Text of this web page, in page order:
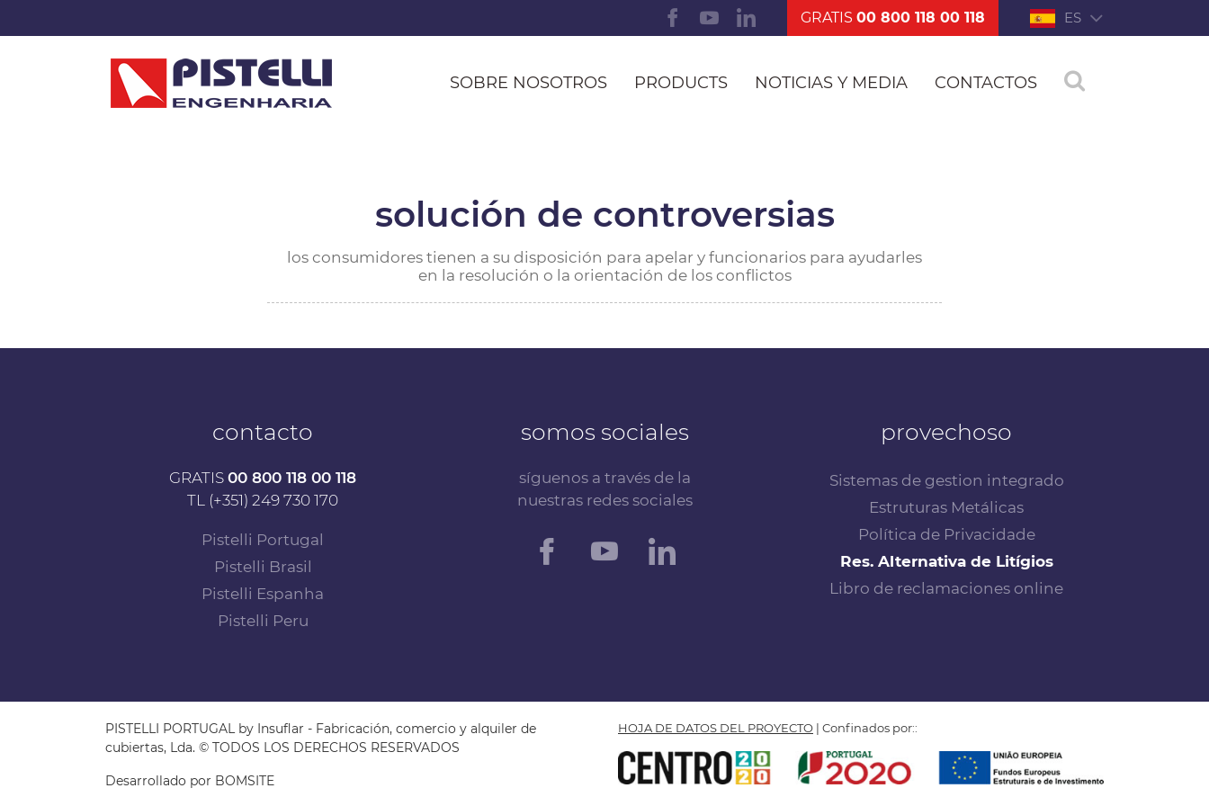
GRATIS00 800 118 00 118 ES
SOBRE NOSOTROS PRODUCTS NOTICIAS Y MEDIA CONTACTOS
solución de controversias
los consumidores tienen a su disposición para apelar y funcionarios para ayudarles
en la resolución o la orientación de los conflictos
contacto
GRATIS 00 800 118 00 118
TL (+351) 249 730 170
Pistelli Portugal
Pistelli Brasil
Pistelli Espanha
Pistelli Peru
somos sociales
síguenos a través de la
nuestras redes sociales
provechoso
Sistemas de gestion integrado
Estruturas Metálicas
Política de Privacidade
Res. Alternativa de Litígios
Libro de reclamaciones online
PISTELLI PORTUGAL by Insuflar - Fabricación, comercio y alquiler de
cubiertas, Lda. © TODOS LOS DERECHOS RESERVADOS
Desarrollado por BOMSITE
HOJA DE DATOS DEL PROYECTO | Confinados por::